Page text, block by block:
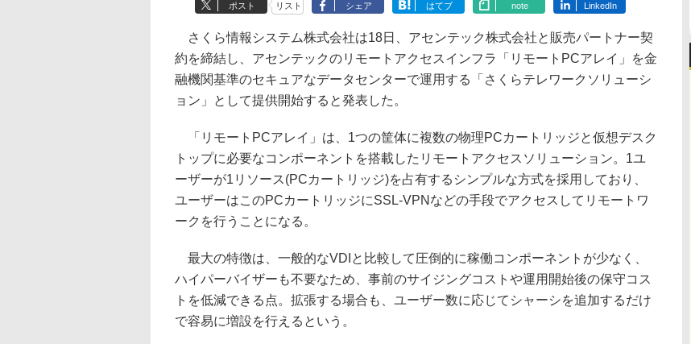
ポスト リスト シェア はてブ note LinkedIn
さくら情報システム株式会社は18日、アセンテック株式会社と販売パートナー契
約を締結し、アセンテックのリモートアクセスインフラ「リモートPCアレイ」を金
融機関基準のセキュアなデータセンターで運用する「さくらテレワークソリューシ
ョン」として提供開始すると発表した。
「リモートPCアレイ」は、1つの筐体に複数の物理PCカートリッジと仮想デスク
トップに必要なコンポーネントを搭載したリモートアクセスソリューション。1ユ
ーザーが1リソース(PCカートリッジ)を占有するシンプルな方式を採用しており、
ユーザーはこのPCカートリッジにSSL-VPNなどの手段でアクセスしてリモートワ
ークを行うことになる。
最大の特徴は、一般的なVDIと比較して圧倒的に稼働コンポーネントが少なく、
ハイパーバイザーも不要なため、事前のサイジングコストや運用開始後の保守コス
トを低減できる点。拡張する場合も、ユーザー数に応じてシャーシを追加するだけ
で容易に増設を行えるという。